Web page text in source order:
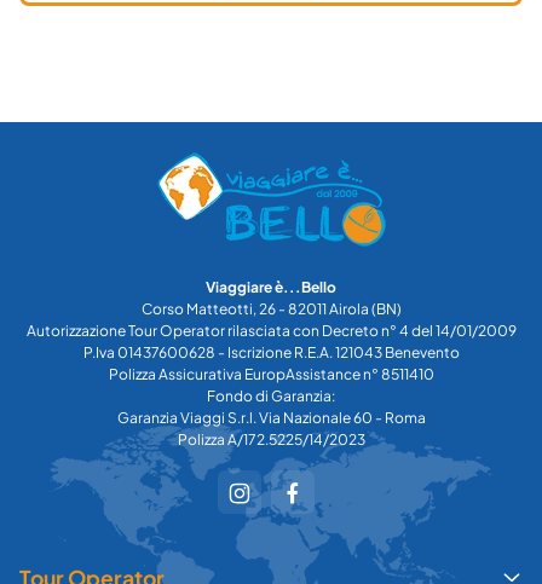
Viaggiare è...Bello
Corso Matteotti, 26 - 82011 Airola (BN)
Autorizzazione Tour Operator rilasciata con Decreto n° 4 del 14/01/2009
P.Iva 01437600628 - Iscrizione R.E.A. 121043 Benevento
Polizza Assicurativa EuropAssistance n° 8511410
Fondo di Garanzia:
Garanzia Viaggi S.r.l. Via Nazionale 60 - Roma
Polizza A/172.5225/14/2023
Tour Operator